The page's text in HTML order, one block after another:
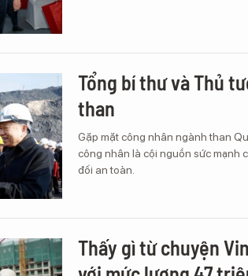
Tổng bí thư và Thủ
than
Gặp mặt công nhân ngành than
công nhân là cội nguồn sức mạnh
đối an toàn.
Thấy gì từ chuyện